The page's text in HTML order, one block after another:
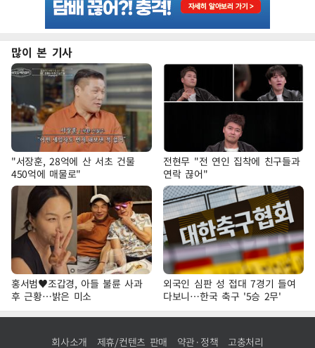
많이 본 기사
"서장훈, 28억에 산 서초 건물
450억에 매물로"
전현무 "전 연인 집착에 친구들과
연락 끊어"
홍서범♥조갑경, 아들 불륜 사과
후 근황…밝은 미소
외국인 심판 성 접대 7경기 들여
다보니…한국 축구 '5승 2무'
회사소개 제휴/컨텐츠 판매 약관·정책 고충처리